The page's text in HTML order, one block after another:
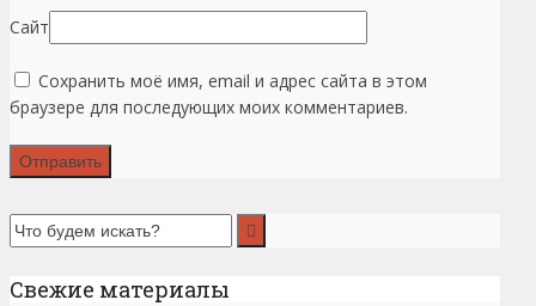
Сайт
Сохранить моё имя, email и адрес сайта в этом
браузере для последующих моих комментариев.
Свежие материалы